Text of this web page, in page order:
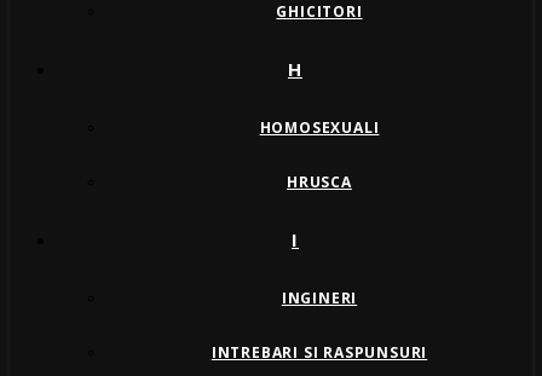
GHICITORI
H
HOMOSEXUALI
HRUSCA
I
INGINERI
INTREBARI SI RASPUNSURI